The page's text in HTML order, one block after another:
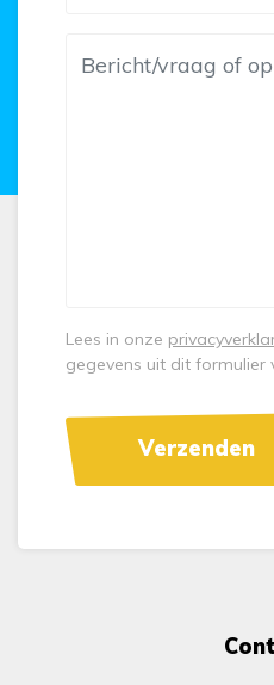
Lees in onze
gegevens uit dit formulier